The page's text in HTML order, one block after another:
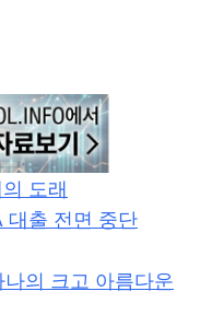
도래
대출 전면 중단
의 크고 아름다운